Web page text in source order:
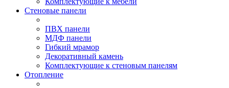
Стеновые панели
ПВХ панели
МДФ панели
Гибкий мрамор
Декоративный камень
Комплектующие к стеновым панелям
Отопление